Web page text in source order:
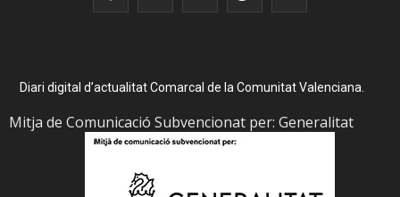
Diari digital d’actualitat Comarcal de la Comunitat Valenciana.
Mitja de Comunicació Subvencionat per: Generalitat